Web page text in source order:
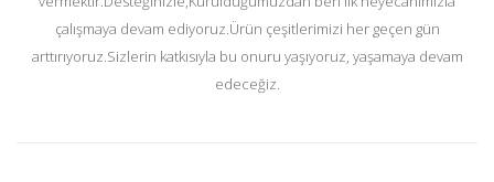
çalışmaya devam ediyoruz.Ürün çeşitlerimizi her geçen gün
arttırıyoruz.Sizlerin katkısıyla bu onuru yaşıyoruz, yaşamaya devam
edeceğiz.